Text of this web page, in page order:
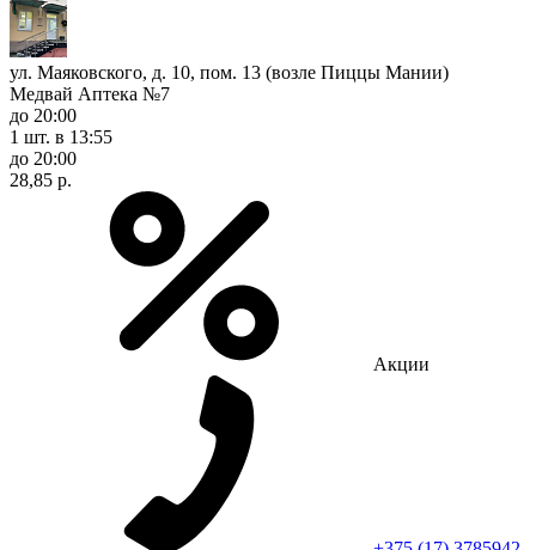
ул. Маяковского, д. 10, пом. 13 (возле Пиццы Мании)
Медвай Аптека №7
до 20:00
1 шт. в 13:55
до 20:00
28,85 р.
Акции